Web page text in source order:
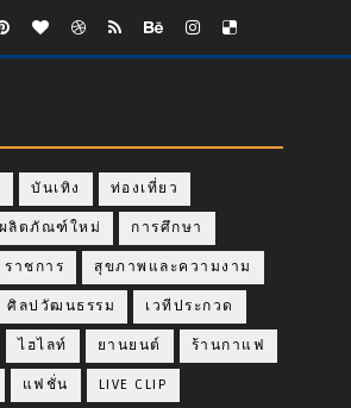
บันเทิง ท่องเที่ยว
ผลิตภัณฑ์ใหม่ การศึกษา
ราชการ สุขภาพและความงาม
ศิลปวัฒนธรรม เวทีประกวด
ไฮไลท์ ยานยนต์ ร้านกาแฟ
แฟชั่น LIVE CLIP